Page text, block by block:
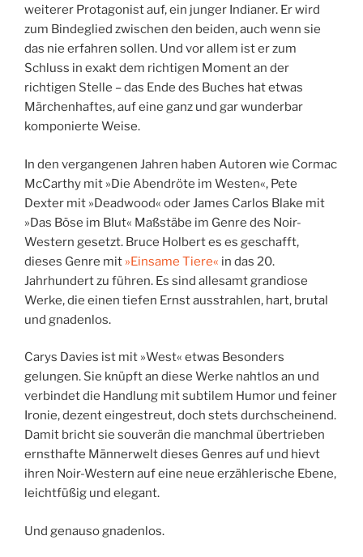
weiterer Protagonist auf, ein junger Indianer. Er wird
zum Bindeglied zwischen den beiden, auch wenn sie
das nie erfahren sollen. Und vor allem ist er zum
Schluss in exakt dem richtigen Moment an der
richtigen Stelle – das Ende des Buches hat etwas
Märchenhaftes, auf eine ganz und gar wunderbar
komponierte Weise.
In den vergangenen Jahren haben Autoren wie Cormac
McCarthy mit »Die Abendröte im Westen«, Pete
Dexter mit »Deadwood« oder James Carlos Blake mit
»Das Böse im Blut« Maßstäbe im Genre des Noir-
Western gesetzt. Bruce Holbert es es geschafft,
dieses Genre mit »Einsame Tiere« in das 20.
Jahrhundert zu führen. Es sind allesamt grandiose
Werke, die einen tiefen Ernst ausstrahlen, hart, brutal
und gnadenlos.
Carys Davies ist mit »West« etwas Besonders
gelungen. Sie knüpft an diese Werke nahtlos an und
verbindet die Handlung mit subtilem Humor und feiner
Ironie, dezent eingestreut, doch stets durchscheinend.
Damit bricht sie souverän die manchmal übertrieben
ernsthafte Männerwelt dieses Genres auf und hievt
ihren Noir-Western auf eine neue erzählerische Ebene,
leichtfüßig und elegant.
Und genauso gnadenlos.